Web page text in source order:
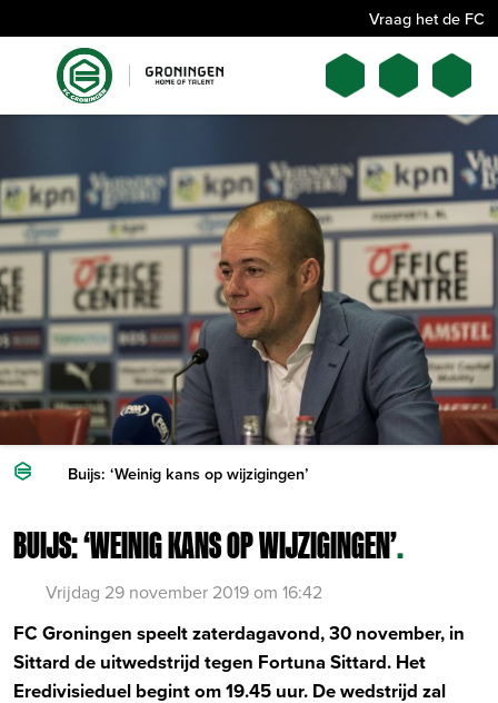
Vraag het de FC
Buijs: ‘Weinig kans op wijzigingen’
BUIJS: ‘WEINIG KANS OP WIJZIGINGEN’.
Vrijdag 29 november 2019 om 16:42
FC Groningen speelt zaterdagavond, 30 november, in
Sittard de uitwedstrijd tegen Fortuna Sittard. Het
Eredivisieduel begint om 19.45 uur. De wedstrijd zal